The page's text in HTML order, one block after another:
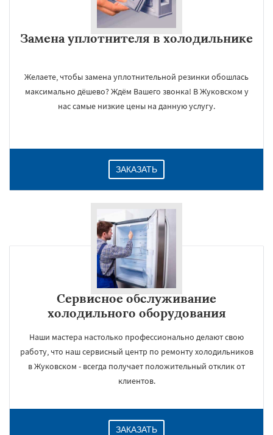
Замена уплотнителя в холодильнике
Желаете, чтобы замена уплотнительной резинки обошлась
максимально дёшево? Ждём Вашего звонка! В Жуковском у
нас самые низкие цены на данную услугу.
ЗАКАЗАТЬ
Сервисное обслуживание
холодильного оборудования
Наши мастера настолько профессионально делают свою
работу, что наш сервисный центр по ремонту холодильников
в Жуковском - всегда получает положительный отклик от
клиентов.
ЗАКАЗАТЬ
Даю согласие на обработку персональных данных